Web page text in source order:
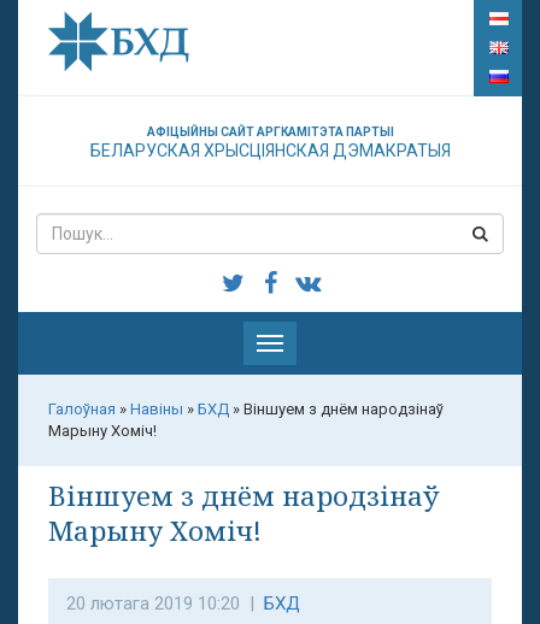
АФІЦЫЙНЫ САЙТ АРГКАМІТЭТА ПАРТЫІ
БЕЛАРУСКАЯ ХРЫСЦІЯНСКАЯ ДЭМАКРАТЫЯ
Паказаць
меню
Галоўная » Навіны » БХД » Віншуем з днём народзінаў
Марыну Хоміч!
Віншуем з днём народзінаў
Марыну Хоміч!
20 лютага 2019 10:20 | БХД